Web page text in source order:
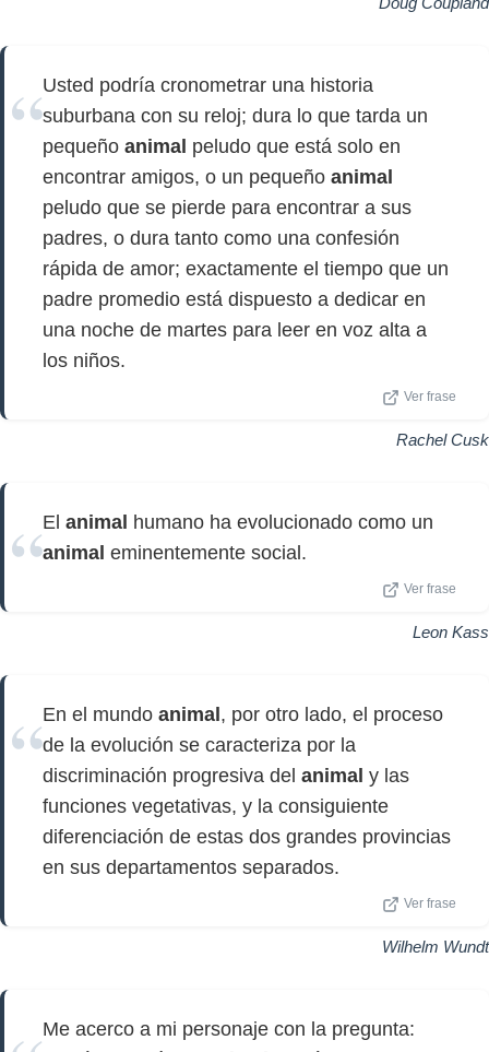
Usted podría cronometrar una historia
suburbana con su reloj; dura lo que tarda un
pequeño animal peludo que está solo en
encontrar amigos, o un pequeño animal
peludo que se pierde para encontrar a sus
padres, o dura tanto como una confesión
rápida de amor; exactamente el tiempo que un
padre promedio está dispuesto a dedicar en
una noche de martes para leer en voz alta a
los niños.
Ver frase
Rachel Cusk
El animal humano ha evolucionado como un
animal eminentemente social.
Ver frase
Leon Kass
En el mundo animal , por otro lado, el proceso
de la evolución se caracteriza por la
discriminación progresiva del animal y las
funciones vegetativas, y la consiguiente
diferenciación de estas dos grandes provincias
en sus departamentos separados.
Ver frase
Wilhelm Wundt
Me acerco a mi personaje con la pregunta: